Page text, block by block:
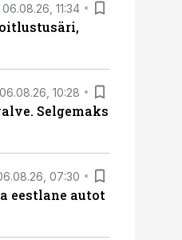
06.08.26, 11:34
06.08.26, 10:28
Selgemaks
07:30
eestlane autot